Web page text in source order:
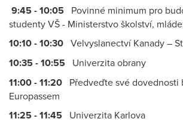
9:45 - 10:05 Povinné minimum pro
studenty VŠ - Ministerstvo školství,
10:10 - 10:30 Velvyslanectví Kanady –
10:35 - 10:55 Univerzita obrany
11:00 - 11:20 Předveďte své dovednosti
Europassem
11:25 - 11:45 Univerzita Karlova